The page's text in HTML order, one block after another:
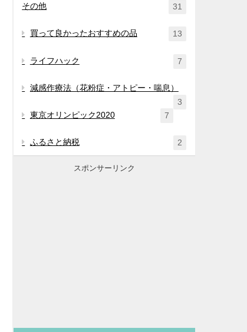
その他 31
買って良かったおすすめの品 13
ライフハック 7
減感作療法（花粉症・アトピー・喘息）
3
東京オリンピック2020
7
ふるさと納税 2
スポンサーリンク